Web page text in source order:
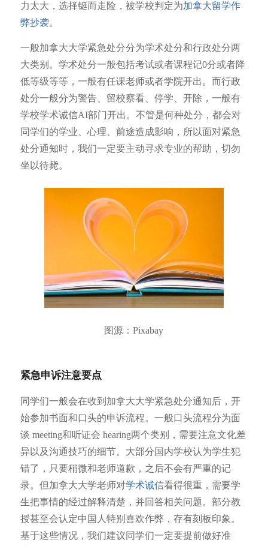
力太大，选择铤而走险，被学校判定为加拿大留学作
弊抄袭。
一般加拿大大学紧急处分分为学术处分和行政处分两
大类别。学术处分一般包括考试或者课程记0分或者降
低等级等等，一般有任课老师或者学院开出。而行政
处分一般分为警告、留校察看、停学、开除，一般有
学校学术诚信AI部门开出。不管是何种处分，都会对
同学们的学业、心理、前途造成影响，所以面对紧急
处分通知时，我们一定要主动寻求专业的帮助，切勿
坐以待毙。
图源：Pixabay
紧急申诉注意要点
同学们一般会在收到加拿大大学紧急处分通知后，开
始参加书面和口头的申诉流程。一般口头流程分为面
谈 meeting和听证会 hearing两个类别，需要注意文化差
异以及沟通技巧的细节。大部分国内学校认为学生犯
错了，只要稍微和老师道歉，之后不会有严重的记
录。但加拿大大学老师对学术诚信看得很重，需要学
生把事情的经过解释清楚，并回答相关问题。部分教
授甚至会认定中国人特别喜欢作弊，存有刻板印象。
基于这些情况，我们建议同学们一定要提前做好准